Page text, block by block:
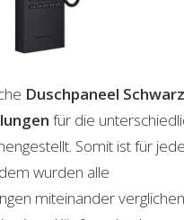
Duschpaneel Schwarz
für die
Somit ist für
wurden alle
miteinander